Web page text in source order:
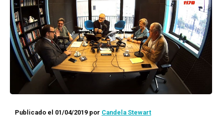
Publicado el 01/04/2019 por Candela Stewart